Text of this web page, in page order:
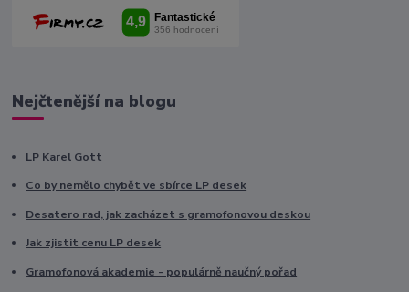
Nejčtenější na blogu
LP Karel Gott
Co by nemělo chybět ve sbírce LP desek
Desatero rad, jak zacházet s gramofonovou deskou
Jak zjistit cenu LP desek
Gramofonová akademie - populárně naučný pořad